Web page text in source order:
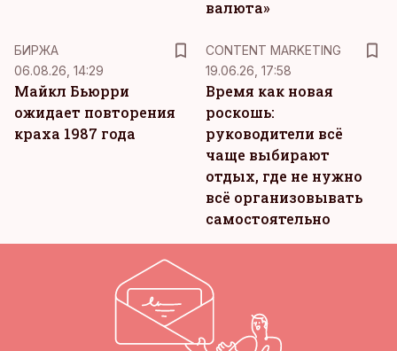
валюта»
БИРЖА
06.08.26, 14:29
Майкл Бьюрри
ожидает повторения
краха 1987 года
CONTENT MARKETING
19.06.26, 17:58
Время как новая
роскошь:
руководители всё
чаще выбирают
отдых, где не нужно
всё организовывать
самостоятельно